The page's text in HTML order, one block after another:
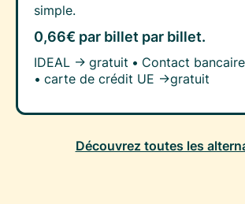
simple.
0,66€ par billet par billet.
IDEAL → gratuit • Contact
• carte de crédit UE →gratuit
Découvrez toutes les